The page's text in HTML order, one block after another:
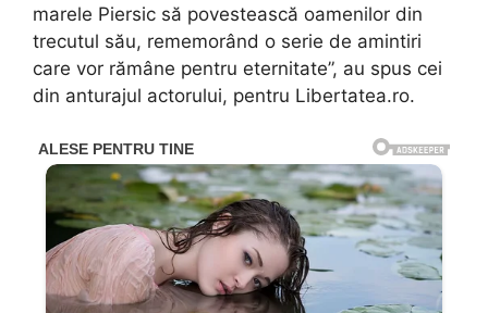
marele Piersic să povestească oamenilor din
trecutul său, rememorând o serie de amintiri
care vor rămâne pentru eternitate”, au spus cei
din anturajul actorului, pentru Libertatea.ro.